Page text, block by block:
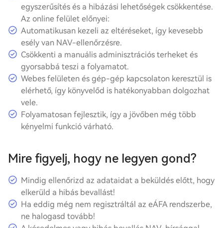
egyszerűsítés és a hibázási lehetőségek csökkentése.
Az online felület előnyei:
Automatikusan kezeli az eltéréseket, így kevesebb
esély van NAV-ellenőrzésre.
Csökkenti a manuális adminisztrációs terheket és
gyorsabbá teszi a folyamatot.
Webes felületen és gép-gép kapcsolaton keresztül is
elérhető, így könyvelőd is hatékonyabban dolgozhat
vele.
Folyamatosan fejlesztik, így a jövőben még több
kényelmi funkció várható.
Mire figyelj, hogy ne legyen gond?
Mindig ellenőrizd az adataidat a beküldés előtt, hogy
elkerüld a hibás bevallást!
Ha eddig még nem regisztráltál az eÁFA rendszerbe,
ne halogasd tovább!